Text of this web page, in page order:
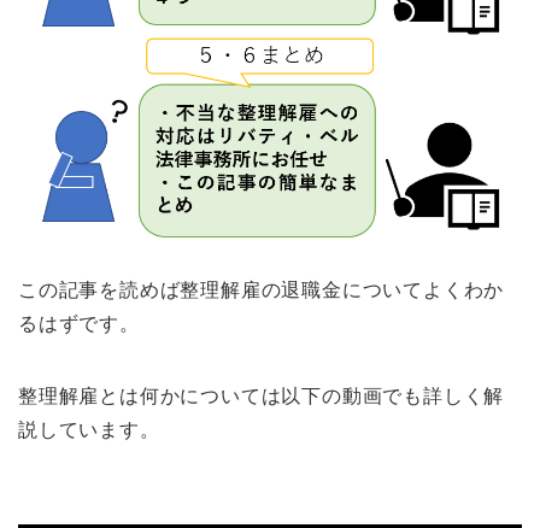
この記事を読めば整理解雇の退職金についてよくわか
るはずです。
整理解雇とは何かについては以下の動画でも詳しく解
説しています。